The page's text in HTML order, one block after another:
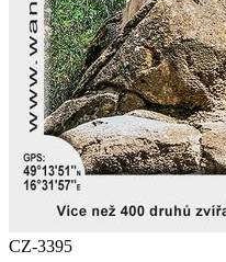
CZ-3395